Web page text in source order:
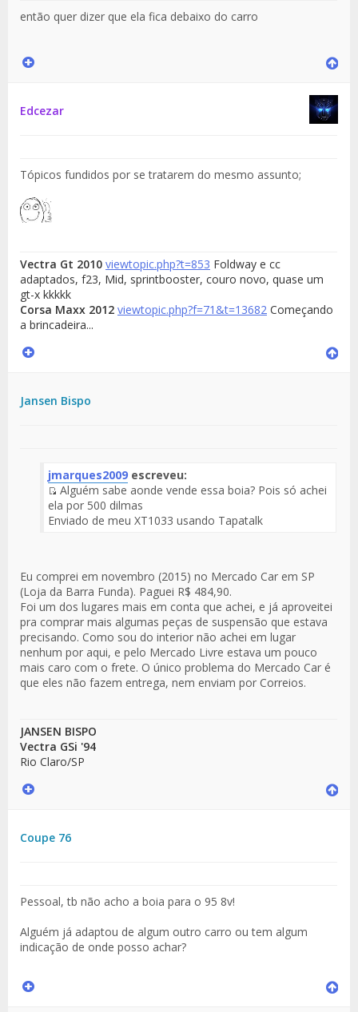
então quer dizer que ela fica debaixo do carro
Edcezar
Tópicos fundidos por se tratarem do mesmo assunto;
Vectra Gt 2010 viewtopic.php?t=853 Foldway e cc
adaptados, f23, Mid, sprintbooster, couro novo, quase um
gt-x kkkkk
Corsa Maxx 2012 viewtopic.php?f=71&t=13682 Começando
a brincadeira...
Jansen Bispo
jmarques2009 escreveu:
Fuente
del
Alguém sabe aonde vende essa boia? Pois só achei
ela por 500 dilmas
Enviado de meu XT1033 usando Tapatalk
Eu comprei em novembro (2015) no Mercado Car em SP
(Loja da Barra Funda). Paguei R$ 484,90.
Foi um dos lugares mais em conta que achei, e já aproveitei
pra comprar mais algumas peças de suspensão que estava
precisando. Como sou do interior não achei em lugar
nenhum por aqui, e pelo Mercado Livre estava um pouco
mais caro com o frete. O único problema do Mercado Car é
que eles não fazem entrega, nem enviam por Correios.
JANSEN BISPO
Vectra GSi '94
Rio Claro/SP
Coupe 76
Pessoal, tb não acho a boia para o 95 8v!
Alguém já adaptou de algum outro carro ou tem algum
indicação de onde posso achar?